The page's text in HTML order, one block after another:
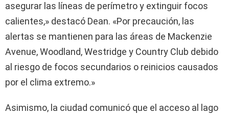
asegurar las líneas de perímetro y extinguir focos
calientes,» destacó Dean. «Por precaución, las
alertas se mantienen para las áreas de Mackenzie
Avenue, Woodland, Westridge y Country Club debido
al riesgo de focos secundarios o reinicios causados
por el clima extremo.»
Asimismo, la ciudad comunicó que el acceso al lago